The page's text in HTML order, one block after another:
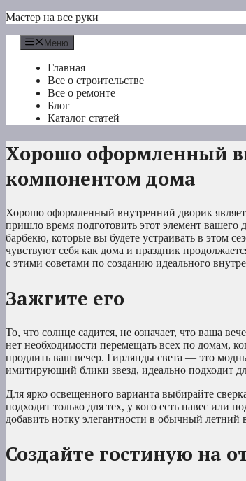
Перейти
содержимому
Мастер на все руки
Меню
Главная
Все о строительстве
Все о ремонте
Блог
Каталог статей
Хорошо оформленный
компонентом дома
Хорошо оформленный внутренний дворик
пришло время подготовить этот элемент
барбекю, которые вы будете устраивать в этом
чувствуют себя как дома и праздник
с этими советами по созданию идеального
Зажгите его
То, что солнце садится, не означает, что ваша
нет необходимости перемещать всех по домам,
продлить ваш вечер. Гирлянды света — это
имитирующий блики звезд, идеально подходит
Для ярко освещенного варианта выбирайте
подходит только для тех, у кого есть навес или
добавить нотку элегантности в обычный летний
Создайте гостиную на